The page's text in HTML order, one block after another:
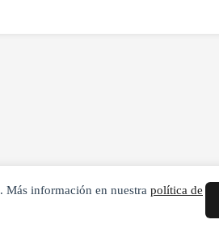
Más información en nuestra política de